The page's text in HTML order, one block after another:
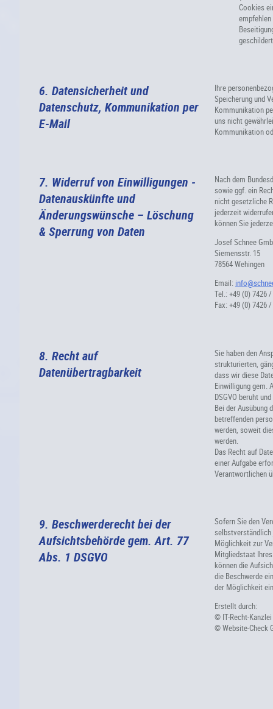
Cookies
6. Datensicherheit und
Datenschutz, Kommunikation per
E-Mail
Ihre
Speicherung und
Kommunikation
uns nicht
Kommunikation
7. Widerruf von Einwilligungen -
Datenauskünfte und
Änderungswünsche – Löschung
& Sperrung von Daten
Nach dem
sowie ggf. ein
nicht gesetzliche
jederzeit
können Sie
Josef Schnee
Siemensstr. 15
78564 Wehingen
Email:
Tel.: +49 (0) 7426
Fax: +49 (0) 7426
8. Recht auf
Datenübertragbarkeit
Sie haben den
strukturierten,
dass wir diese
Einwilligung gem.
DSGVO beruht
Bei der Ausübung
betreffenden
werden, soweit
werden.
Das Recht auf
einer Aufgabe
Verantwortlichen
9. Beschwerderecht bei der
Aufsichtsbehörde gem. Art. 77
Abs. 1 DSGVO
Sofern Sie den
selbstverständlich
Möglichkeit zur
Mitgliedstaat
können die
die Beschwerde
der Möglichkeit
Erstellt durch:
© IT-Recht-
© Website-Check